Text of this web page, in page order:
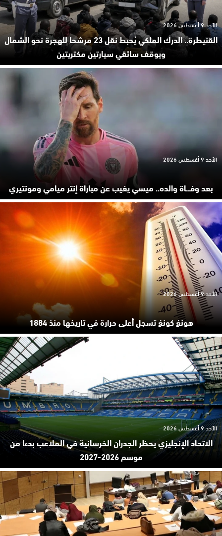
القنيطرة.. الدرك الملكي يُحبط نقل 23 مرشحا للهجرة نحو الشمال
ويوقف سائقي سيارتين مكتريتين
الأحد 9 أغسطس 2026
بعد وفـ.ـاة والده.. ميسي يغيب عن مباراة إنتر ميامي ومونتيري
الأحد 9 أغسطس 2026
هونغ كونغ تسجل أعلى حرارة في تاريخها منذ 1884
الأحد 9 أغسطس 2026
الاتحاد الإنجليزي يحظر الجدران الخرسانية في الملاعب بدءا من
موسم 2026-2027
الأحد 9 أغسطس 2026